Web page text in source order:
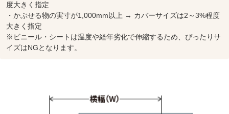
度大きく指定
・かぶせる物の実寸が1,000mm以上 → カバーサイズは2～3%程度
大きく指定
※ビニール・シートは温度や経年劣化で伸縮するため、ぴったりサ
イズはNGとなります。